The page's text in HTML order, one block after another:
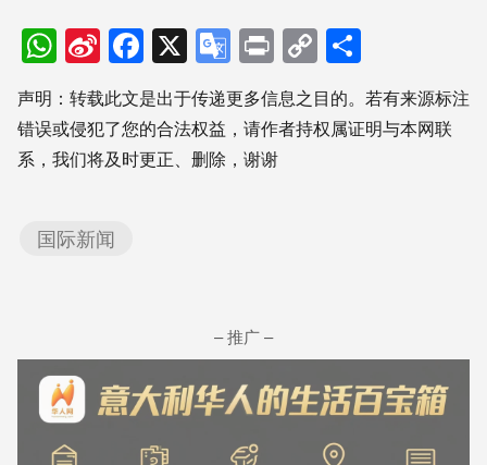
WhatsApp
Sina
Weibo
Facebook
X Google
Translate
PrintCopy
Link享
声明：转载此文是出于传递更多信息之目的。若有来源标注
错误或侵犯了您的合法权益，请作者持权属证明与本网联
系，我们将及时更正、删除，谢谢
国际新闻
– 推广 –